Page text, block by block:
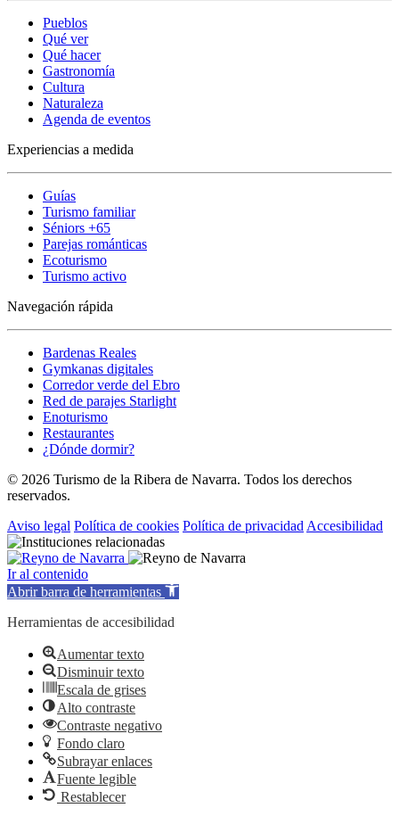
Pueblos
Qué ver
Qué hacer
Gastronomía
Cultura
Naturaleza
Agenda de eventos
Experiencias a medida
Guías
Turismo familiar
Séniors +65
Parejas románticas
Ecoturismo
Turismo activo
Navegación rápida
Bardenas Reales
Gymkanas digitales
Corredor verde del Ebro
Red de parajes Starlight
Enoturismo
Restaurantes
¿Dónde dormir?
© 2026 Turismo de la Ribera de Navarra. Todos los derechos
reservados.
Aviso legal Política de cookies Política de privacidad Accesibilidad
Ir al contenido
Abrir barra de herramientas
Herramientas de accesibilidad
Aumentar texto
Disminuir texto
Escala de grises
Alto contraste
Contraste negativo
Fondo claro
Subrayar enlaces
Fuente legible
Restablecer